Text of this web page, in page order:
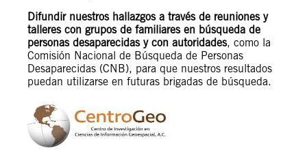
Difundir nuestros hallazgos a través de reuniones y
talleres con grupos de familiares en búsqueda de
personas desaparecidas y con autoridades, como la
Comisión Nacional de Búsqueda de Personas
Desaparecidas (CNB), para que nuestros resultados
puedan utilizarse en futuras brigadas de búsqueda.